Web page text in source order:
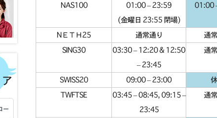
ー
NAS100
01:00 – 23:59
(金曜日 23:55 閉場)
01:00
NΕΤΗ25 通常通り 通
SING30
03:30 – 12:20 & 12:50
– 23:45
通
SWISS20 09:00 – 23:00
TWFTSE
03:45 – 08:45, 09:15 –
23:45
通